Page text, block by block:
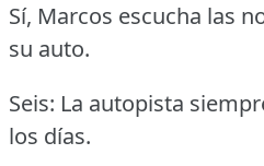
Sí, Marcos escucha las
su auto.
Seis: La autopista
los días.